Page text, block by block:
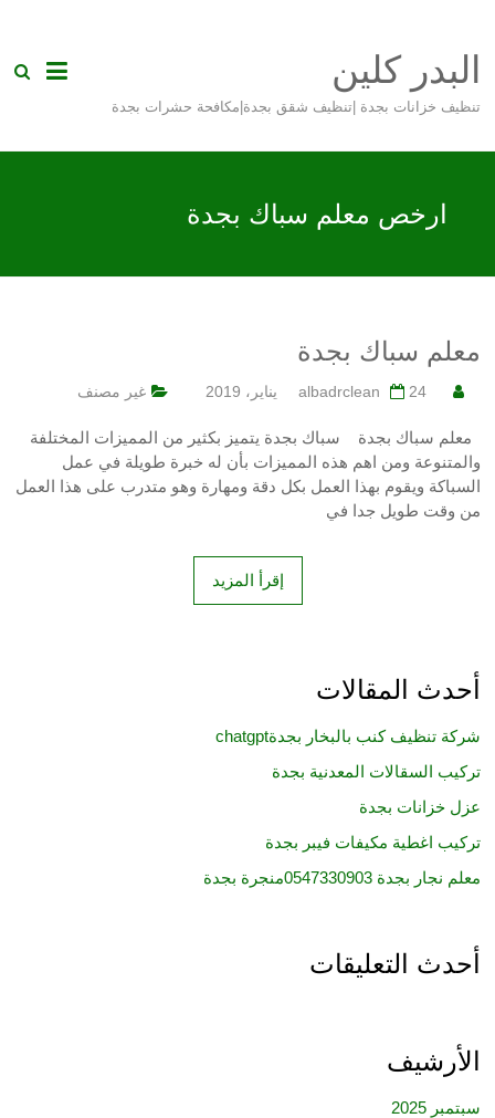
content
البدر كلين
تنظيف خزانات بجدة |تنظيف شقق بجدة|مكافحة حشرات بجدة
ارخص معلم سباك بجدة
معلم سباك بجدة
albadrclean 24 يناير، 2019 غير مصنف
معلم سباك بجدة سباك بجدة يتميز بكثير من المميزات المختلفة
والمتنوعة ومن اهم هذه المميزات بأن له خبرة طويلة في عمل
السباكة ويقوم بهذا العمل بكل دقة ومهارة وهو متدرب على هذا العمل
من وقت طويل جدا في
إقرأ المزيد
أحدث المقالات
شركة تنظيف كنب بالبخار بجدةchatgpt
تركيب السقالات المعدنية بجدة
عزل خزانات بجدة
تركيب اغطية مكيفات فيبر بجدة
معلم نجار بجدة 0547330903منجرة بجدة
أحدث التعليقات
الأرشيف
سبتمبر 2025